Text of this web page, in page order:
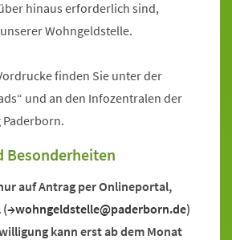
hinaus erforderlich sind,
Wohngeldstelle.
finden Sie unter der
und an den Infozentralen der
Besonderheiten
auf Antrag per Onlineportal,
( wohngeldstelle@paderborn.de)
kann erst ab dem Monat